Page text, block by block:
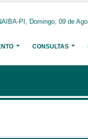
PI, Domingo, 09 de
CONSULTAS